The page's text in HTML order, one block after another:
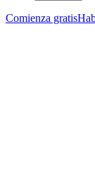
Comienza gratis